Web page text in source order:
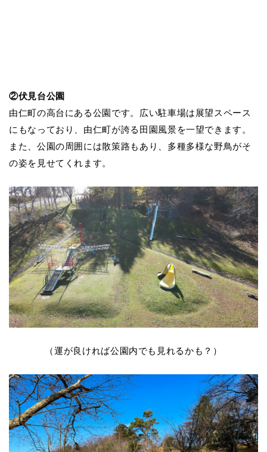
②伏見台公園
由仁町の高台にある公園です。広い駐車場は展望スペース
にもなっており、由仁町が誇る田園風景を一望できます。
また、公園の周囲には散策路もあり、多種多様な野鳥がそ
の姿を見せてくれます。
（運が良ければ公園内でも見れるかも？）